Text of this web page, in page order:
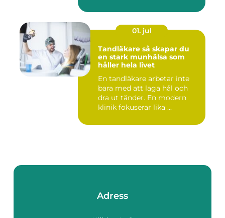
01. jul
Tandläkare så skapar du
en stark munhälsa som
håller hela livet
En tandläkare arbetar inte
bara med att laga hål och
dra ut tänder. En modern
klinik fokuserar lika ...
Adress